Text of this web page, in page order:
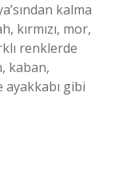
kalma
kırmızı, mor,
renklerde
kaban,
gibi